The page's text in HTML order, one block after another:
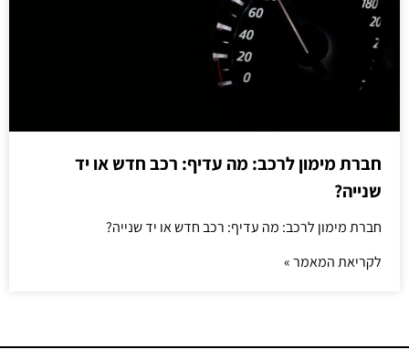
חברת מימון לרכב: מה עדיף: רכב חדש או יד
שנייה?
חברת מימון לרכב: מה עדיף: רכב חדש או יד שנייה?
לקריאת המאמר »